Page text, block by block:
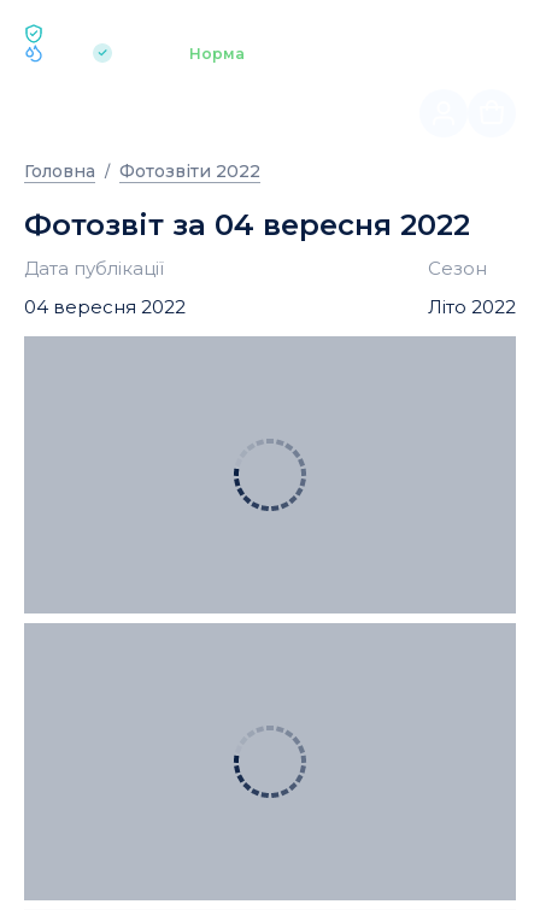
| Норма
Головна Фотозвіти 2022
Фотозвіт за 04 вересня 2022
Дата публікації
04 вересня 2022
Сезон
Літо 2022